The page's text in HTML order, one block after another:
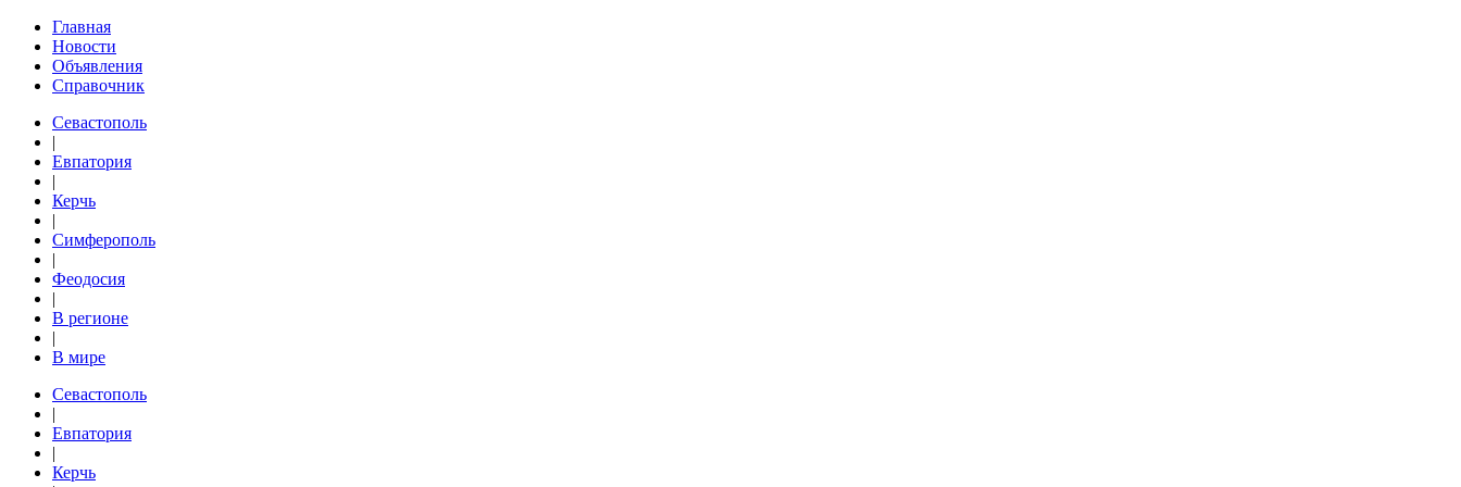
Главная
Новости
Объявления
Справочник
Севастополь
|
Евпатория
|
Керчь
|
Симферополь
|
Феодосия
|
В регионе
|
В мире
Севастополь
|
Евпатория
|
Керчь